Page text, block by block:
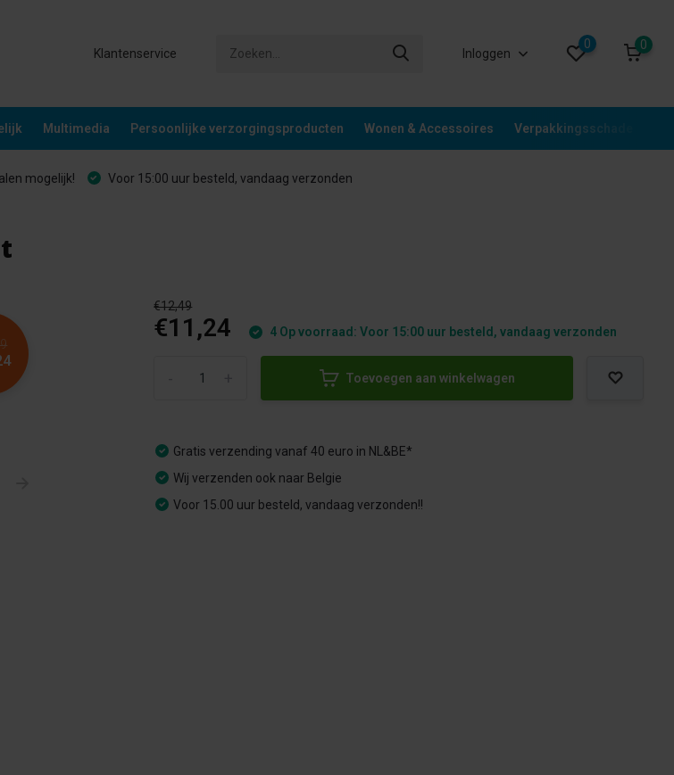
Klantenservice Inloggen
0 0
Multimedia Persoonlijke verzorgingsproducten Wonen & Accessoires Verpakkingsschade
mogelijk! Voor 15:00 uur besteld, vandaag verzonden
€12,49
€11,24 4 Op voorraad: Voor 15:00 uur besteld, vandaag verzonden
Toevoegen aan winkelwagen
Gratis verzending vanaf 40 euro in NL&BE*
Wij verzenden ook naar Belgie
Voor 15.00 uur besteld, vandaag verzonden!!